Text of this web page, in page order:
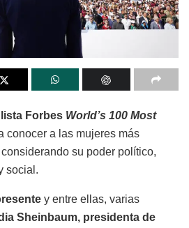
Forbes World’s 100 Most
conocer a las mujeres más
su poder político,
social.
y entre ellas, varias
Sheinbaum, presidenta de